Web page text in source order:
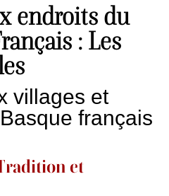
endroits du
: Les
villages et
français
et